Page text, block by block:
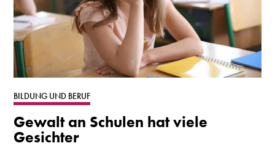
BILDUNG UND BERUF
Gewalt an Schulen hat viele
Gesichter